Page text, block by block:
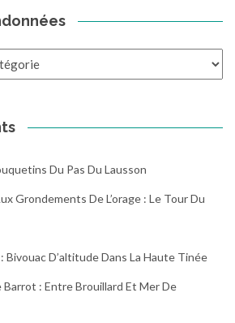
Du Pas Du Lausson
Grondements De L’orage : Le Tour Du
Bivouac D’altitude Dans La Haute Tinée
Barrot : Entre Brouillard Et Mer De